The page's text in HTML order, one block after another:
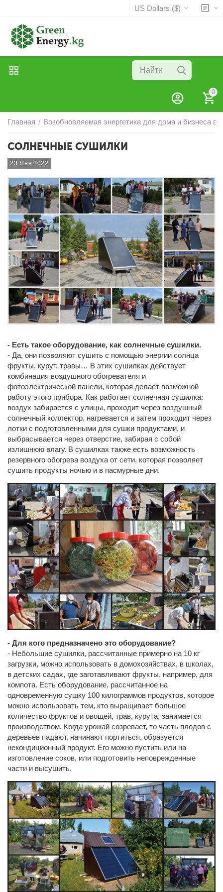
US Dollars ($)
0
Главная / Возобновляемая энергетика для дома и бизнеса в
СОЛНЕЧНЫЕ СУШИЛКИ
23 Янв 2022
- Есть такое оборудование, как солнечные сушилки.
- Да, они позволяют сушить с помощью энергии солнца
фрукты, курут, травы… В этих сушилках действует
комбинация воздушного обогревателя и
фотоэлектрической панели, которая делает возможной
работу этого прибора. Как работает солнечная сушилка:
воздух забирается с улицы, проходит через воздушный
солнечный коллектор, нагревается и затем проходит через
лотки с подготовленными для сушки продуктами, и
выбрасывается через отверстие, забирая с собой
излишнюю влагу. В сушилках также есть возможность
резервного обогрева воздуха от сети, которая позволяет
сушить продукты ночью и в пасмурные дни.
- Для кого предназначено это оборудование?
- Небольшие сушилки, рассчитанные примерно на 10 кг
загрузки, можно использовать в домохозяйствах, в школах,
в детских садах, где заготавливают фрукты, например, для
компота. Есть оборудование, рассчитанное на
одновременную сушку 100 килограммов продуктов, которое
можно использовать тем, кто выращивает большое
количество фруктов и овощей, трав, курута, занимается
производством. Когда урожай созревает, то часть плодов с
деревьев падают, начинают портиться, образуется
некондиционный продукт. Его можно пустить или на
изготовление соков, или подготовить неповрежденные
части и высушить.